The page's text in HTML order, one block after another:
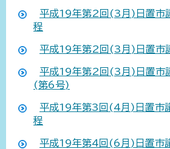
平成19年第2回(3月)日置市
程
平成19年第2回(3月)日置市
平成19年第2回(3月)日置市
(第6号)
平成19年第3回(4月)日置市
程
平成19年第4回(6月)日置市